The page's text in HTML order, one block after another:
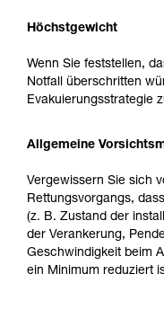
Höchstgewicht
Wenn Sie feststellen,
Notfall überschritten
Evakuierungsstrategie
Allgemeine
Vergewissern Sie sich
Rettungsvorgangs,
(z. B. Zustand der
der Verankerung,
Geschwindigkeit beim
ein Minimum reduziert